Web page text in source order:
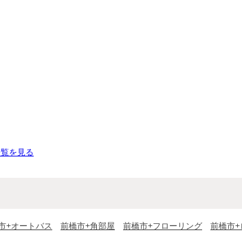
を見る
+オートバス 前橋市+角部屋 前橋市+フローリング 前橋市+